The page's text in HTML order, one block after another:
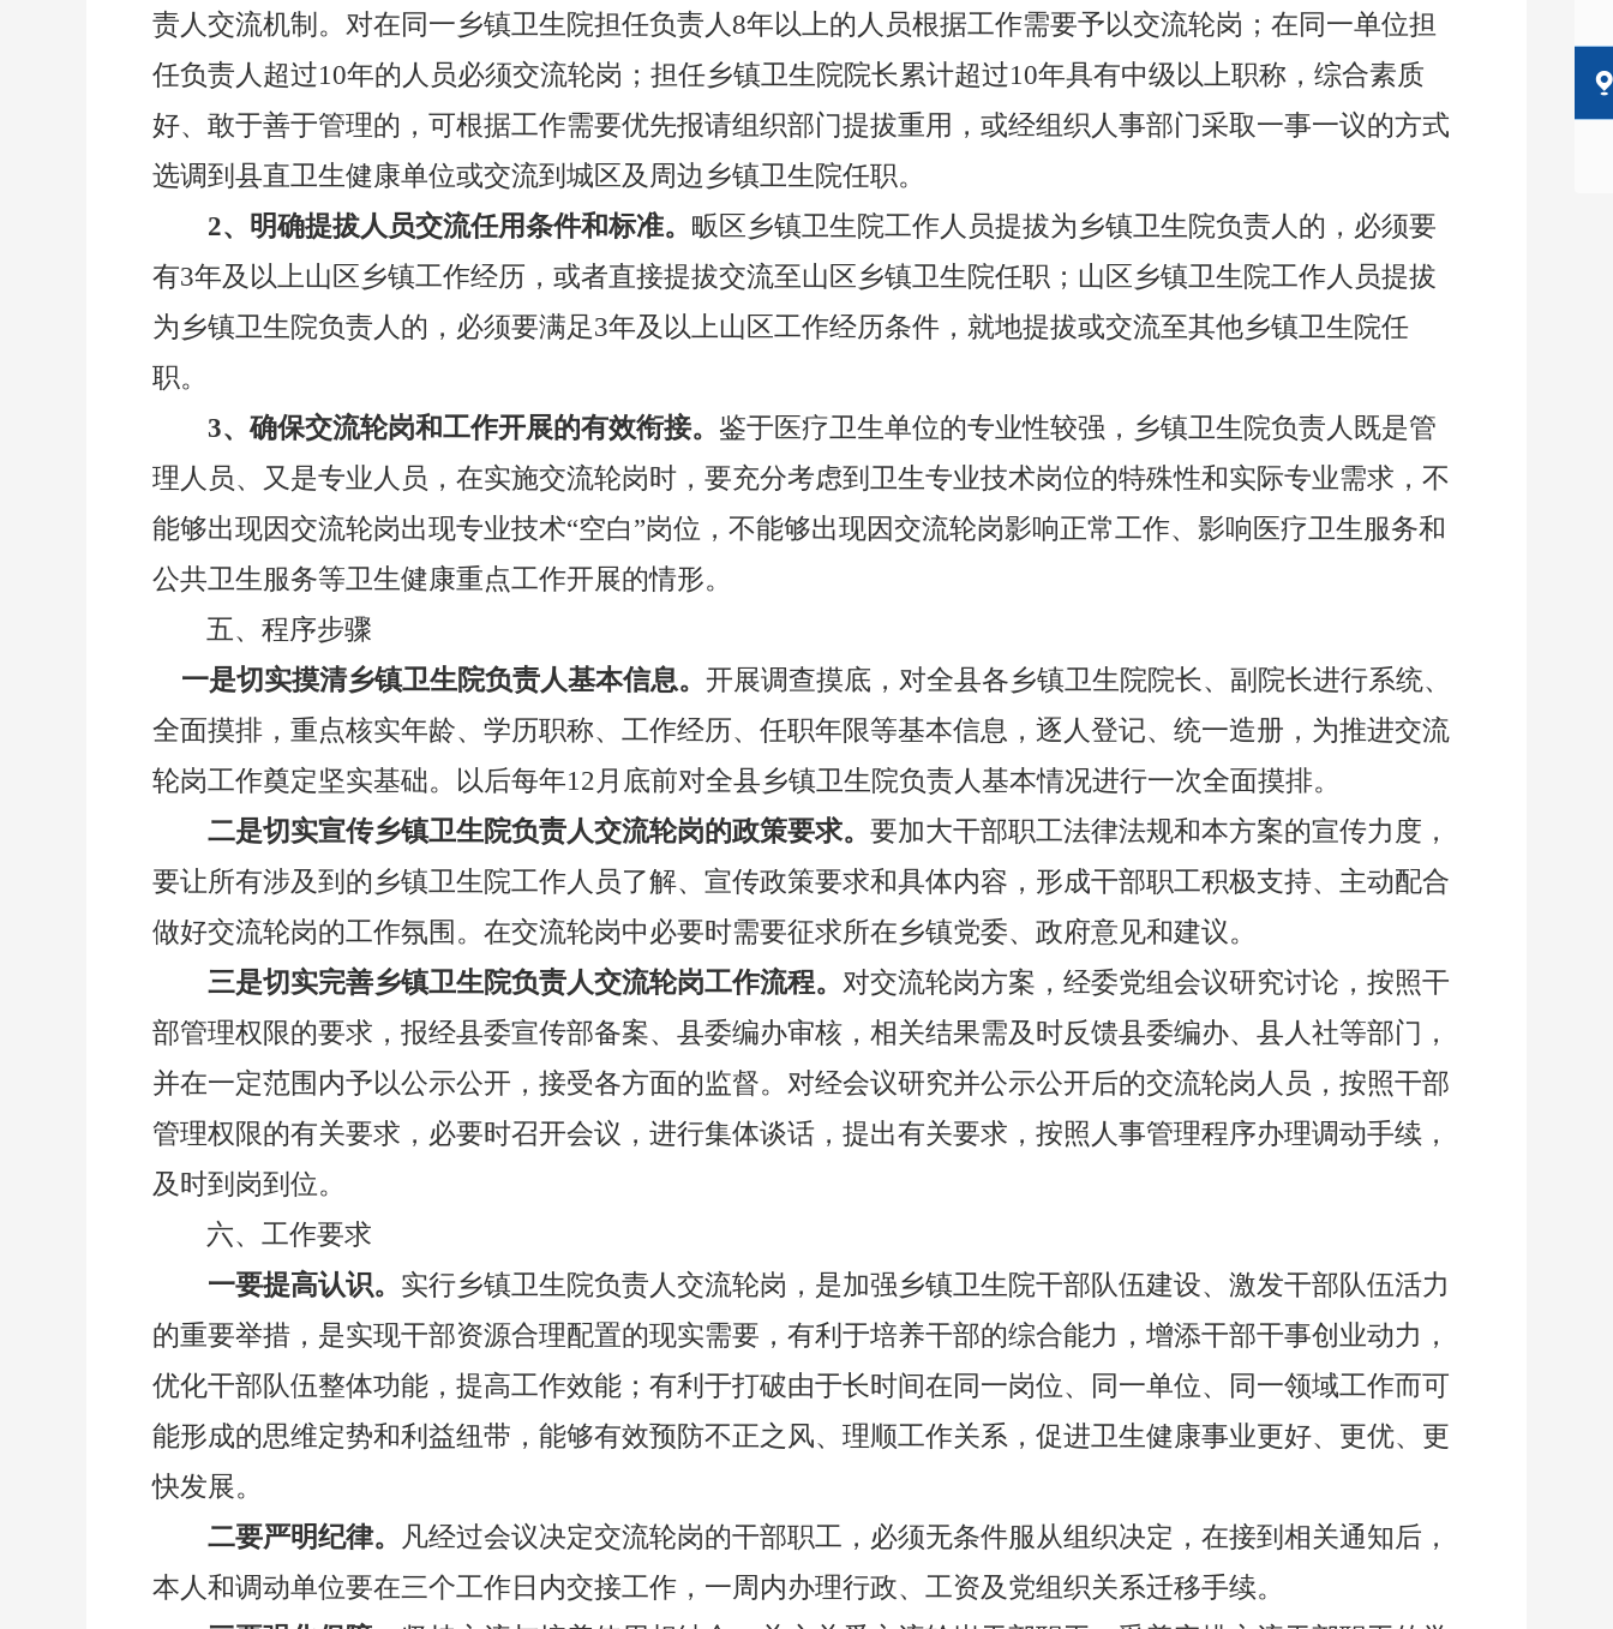
责人交流机制。对在同一乡镇卫生院担任负责人 8年以上的人员根据工作需要予以交流轮岗 ；在同一单位担
任负责人 超过10年的人员必须交流轮岗 ；担任乡镇卫生院院长累计超过10年具有中级以上职称，综合素质
好、敢于善于管理的，可根据工作需要优先报请组织部门提拔重用，或经组织人事部门采取一事一议的方式
选调到县直卫生健康单位或交流到城区及周边乡镇卫生院任职。
2、明确提拔人员交流任用条件和标准。 畈区乡镇卫生院工作人员提拔为乡镇卫生院负责人 的，必须要
有3年及以上山区乡镇工作经历，或者直接提拔交流至山区乡镇卫生院任职 ；山区乡镇卫生院工作人员提拔
为乡镇卫生院负责人的，必须要满足3年及以上山区工作经历条件，就地提拔或交流至其他乡镇卫生院任
职。
3、确保交流轮岗和工作开展的有效衔接。 鉴于医疗卫生单位的专业性较强，乡镇卫生院负责人既是管
理人员、又是专业人员，在实施交流轮岗时，要充分考虑到卫生专业技术岗位的特殊性和实际专业需求，不
能够出现因交流轮岗出现专业技术“空白”岗位，不能够出现因交流轮岗影响正常工作、影响医疗卫生服务和
公共卫生服务等卫生健康重点工作开展的情形。
五、程序步骤
一是切实摸清乡镇卫生院负责人基本信息。 开展调查摸底，对全县各乡镇卫生院院长、副院长进行系统、
全面摸排，重点核实年龄、学历职称、工作经历、任职年限等基本信息，逐人登记、统一造册，为推进交流
轮岗工作奠定坚实基础。以后每年12月底前对全县乡镇卫生院负责人基本情况进行一次全面摸排。
二是切实宣传乡镇卫生院负责人交流轮岗的政策要求。 要加大干部职工法律法规和本方案的宣传力度，
要让所有涉及到的乡镇卫生院工作人员了解、宣传政策要求和具体内容，形成干部职工积极支持、主动配合
做好交流轮岗的工作氛围。在交流轮岗中必要时需要征求所在乡镇党委、政府意见和建议。
三是切实完善乡镇卫生院负责人交流轮岗工作流程。 对交流轮岗方案，经委党组会议研究讨论，按照干
部管理权限的要求，报经县委宣传部备案、县委编办审核，相关结果需及时反馈县委编办、县人社等部门，
并在一定范围内予以公示公开，接受各方面的监督。对经会议研究并公示公开后的交流轮岗人员，按照干部
管理权限的有关要求，必要时召开会议，进行集体谈话，提出有关要求，按照人事管理程序办理调动手续，
及时到岗到位。
六、工作要求
一要提高认识。 实行乡镇卫生院负责人交流轮岗，是加强乡镇卫生院干部队伍建设、激发干部队伍活力
的重要举措，是实现干部资源合理配置的现实需要，有利于培养干部的综合能力，增添干部干事创业动力，
优化干部队伍整体功能，提高工作效能；有利于打破由于长时间在同一岗位、同一单位、同一领域工作而可
能形成的思维定势和利益纽带，能够有效预防不正之风、理顺工作关系，促进卫生健康事业更好、更优、更
快发展。
二要严明纪律。
凡经过会议决定交流轮岗的干部职工，必须无条件服从组织决定，在接到相关通知后，
本人和调动单位要在三个工作日内交接工作，一周内办理行政、工资及党组织关系迁移手续。